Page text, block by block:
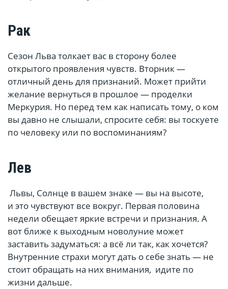
Рак
Сезон Льва толкает вас в сторону более
открытого проявления чувств. Вторник —
отличный день для признаний. Может прийти
желание вернуться в прошлое — проделки
Меркурия. Но перед тем как написать тому, о ком
вы давно не слышали, спросите себя: вы тоскуете
по человеку или по воспоминаниям?
Лев
Львы, Солнце в вашем знаке — вы на высоте,
и это чувствуют все вокруг. Первая половина
недели обещает яркие встречи и признания. А
вот ближе к выходным новолуние может
заставить задуматься: а всё ли так, как хочется?
Внутренние страхи могут дать о себе знать — не
стоит обращать на них внимания, идите по
жизни дальше.